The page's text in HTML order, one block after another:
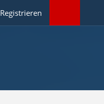
Registrieren